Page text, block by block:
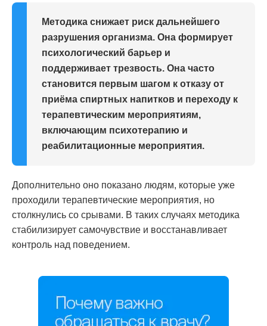
Методика снижает риск дальнейшего
разрушения организма. Она формирует
психологический барьер и
поддерживает трезвость. Она часто
становится первым шагом к отказу от
приёма спиртных напитков и переходу к
терапевтическим мероприятиям,
включающим психотерапию и
реабилитационные мероприятия.
Дополнительно оно показано людям, которые уже
проходили терапевтические мероприятия, но
столкнулись со срывами. В таких случаях методика
стабилизирует самочувствие и восстанавливает
контроль над поведением.